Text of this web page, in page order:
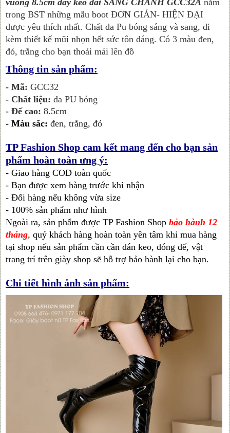
vuông 8.5cm dây kéo dài SANG CHẢNH GCC32A nằm
trong BST những mẫu boot ĐƠN GIẢN- HIỆN ĐẠI
được yêu thích nhất. Chất da Pu bóng sáng và sang, đi
kèm thiết kế mũi nhọn hết sức tôn dáng. Có 3 màu đen,
đỏ, trắng cho bạn thoải mái lên đồ
Thông tin sản phẩm:
- Mã: GCC32
- Chất liệu:da PU bóng
- Đế cao:8.5cm
-Màu sắc: đen, trắng, đỏ
TP Fashion Shop cam kết mang đến cho bạn sản
phẩm hoàn toàn ưng ý:
- Giao hàng COD toàn quốc
- Bạn được xem hàng trước khi nhận
- Đổi hàng nếu không vừa size
- 100% sản phẩm như hình
Ngoài ra, sản phẩm được TP Fashion Shopbảo hành 12
tháng, quý khách hàng hoàn toàn yên tâm khi mua hàng
tại shop nếu sản phẩm cần cần dán keo, đóng đế, vật
trang trí trên giày shop sẽ hỗ trợ bảo hành lại cho bạn.
Chi tiết hình ảnh sản phẩm: